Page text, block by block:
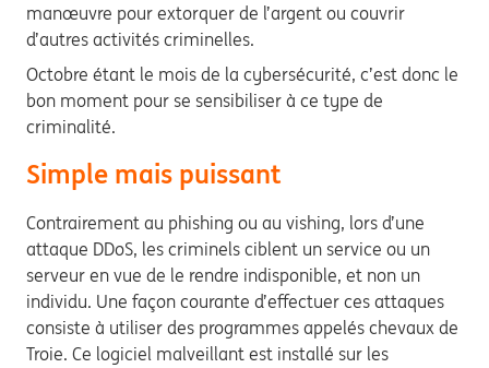
manœuvre pour extorquer de l’argent ou couvrir
d’autres activités criminelles.
Octobre étant le mois de la cybersécurité, c’est donc le
bon moment pour se sensibiliser à ce type de
criminalité.
Simple mais puissant
Contrairement au phishing ou au vishing, lors d’une
attaque DDoS, les criminels ciblent un service ou un
serveur en vue de le rendre indisponible, et non un
individu. Une façon courante d’effectuer ces attaques
consiste à utiliser des programmes appelés chevaux de
Troie. Ce logiciel malveillant est installé sur les